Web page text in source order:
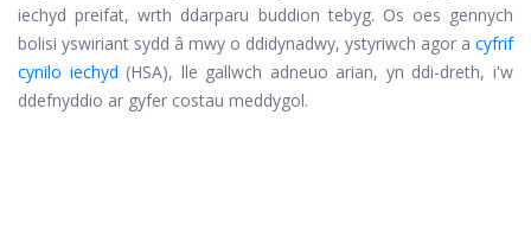
iechyd preifat, wrth ddarparu buddion tebyg. Os oes gennych
bolisi yswiriant sydd â mwy o ddidynadwy, ystyriwch agor a cyfrif
cynilo iechyd (HSA), lle gallwch adneuo arian, yn ddi-dreth, i'w
ddefnyddio ar gyfer costau meddygol.